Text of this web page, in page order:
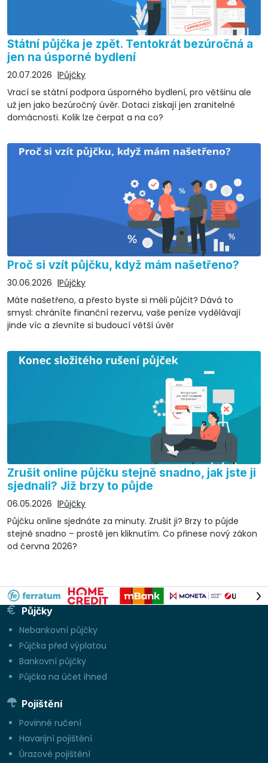
Státní půjčka je zpět. Tentokrát bezúročná a
jen na úsporné bydlení
20.07.2026
Půjčky
Vrací se státní podpora úsporného bydlení, pro většinu ale
už jen jako bezúročný úvěr. Dotaci získají jen zranitelné
domácnosti. Kolik lze čerpat a na co?
Proč si vzít půjčku, když mám našetřeno?
30.06.2026
Půjčky
Máte našetřeno, a přesto byste si měli půjčit? Dává to
smysl: chráníte finanční rezervu, vaše peníze vydělávají
jinde víc a zlevníte si budoucí větší úvěr
Zrušit online půjčku stejně snadno, jak jste ji
sjednali? Již brzy to půjde
06.05.2026
Půjčky
Půjčku online sjednáte za minuty. Zrušit ji? Brzy to půjde
stejně snadno – prostě jen kliknutím. Co přinese nový zákon
od června 2026?
Půjčky
Nebankovní půjčky
Půjčka před výplatou
Bankovní půjčky
Půjčka na účet ihned
Pojištění
Povinné ručení
Havarijní pojištění
Úrazové pojištění